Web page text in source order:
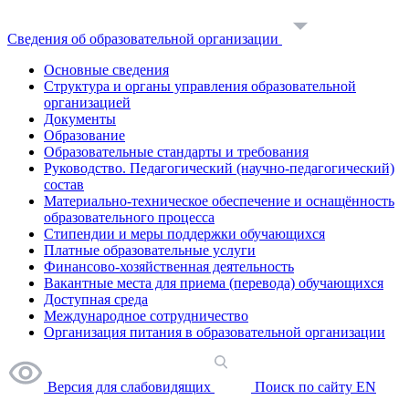
Сведения об образовательной организации
Основные сведения
Структура и органы управления образовательной
организацией
Документы
Образование
Образовательные стандарты и требования
Руководство. Педагогический (научно-педагогический)
состав
Материально-техническое обеспечение и оснащённость
образовательного процесса
Стипендии и меры поддержки обучающихся
Платные образовательные услуги
Финансово-хозяйственная деятельность
Вакантные места для приема (перевода) обучающихся
Доступная среда
Международное сотрудничество
Организация питания в образовательной организации
Версия для слабовидящих Поиск по сайту EN